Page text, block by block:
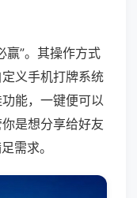
赢”。其操作方式
义手机打牌系统
能，一键便可以
是想分享给好友
需求。